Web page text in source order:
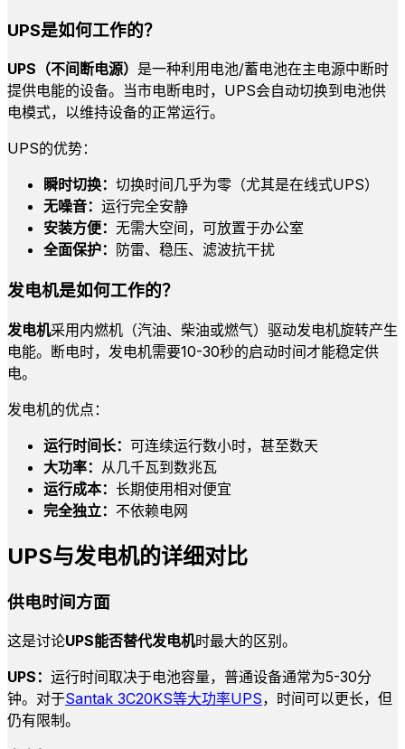
UPS是如何工作的？
UPS（不间断电源） 是一种利用电池/蓄电池在主电源中断时
提供电能的设备。当市电断电时，UPS会自动切换到电池供
电模式，以维持设备的正常运行。
UPS的优势：
瞬时切换： 切换时间几乎为零（尤其是在线式UPS）
无噪音： 运行完全安静
安装方便： 无需大空间，可放置于办公室
全面保护： 防雷、稳压、滤波抗干扰
发电机是如何工作的？
发电机采用内燃机（汽油、柴油或燃气）驱动发电机旋转产生
电能。断电时，发电机需要10-30秒的启动时间才能稳定供
电。
发电机的优点：
运行时间长： 可连续运行数小时，甚至数天
大功率： 从几千瓦到数兆瓦
运行成本： 长期使用相对便宜
完全独立： 不依赖电网
UPS与发电机的详细对比
供电时间方面
这是讨论UPS能否替代发电机时最大的区别。
UPS： 运行时间取决于电池容量，普通设备通常为5-30分
钟。对于Santak 3C20KS等大功率UPS，时间可以更长，但
仍有限制。